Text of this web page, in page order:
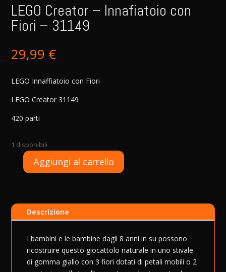
LEGO Creator – Innafiatoio con
Fiori – 31149
29,99 €
LEGO Innaffiatoio con Fiori
LEGO Creator 31149
420 parti
1 disponibili
LEGO
Innafiatoio
31149
quantità
Aggiungi al carrello
r
t
i
v
Descrizione
I bambini e le bambine dagli 8 anni in su possono
ricostruire questo giocattolo naturale in uno stivale
di gomma giallo con 3 fiori dotati di petali mobili o 2